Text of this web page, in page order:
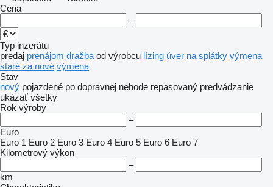
Cena
–
Typ inzerátu
predaj prenájom dražba od výrobcu lízing úver na splátky výmena
staré za nové výmena
Stav
nový pojazdené po dopravnej nehode repasovaný predvádzanie
ukázať všetky
Rok výroby
–
Euro
Euro 1 Euro 2 Euro 3 Euro 4 Euro 5 Euro 6 Euro 7
Kilometrový výkon
–
km